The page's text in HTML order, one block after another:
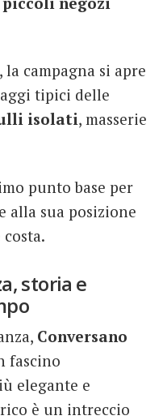
campagna si apre
tipici delle
isolati, masserie
punto base per
alla sua posizione
storia e
Conversano
fascino
elegante e
è un intreccio